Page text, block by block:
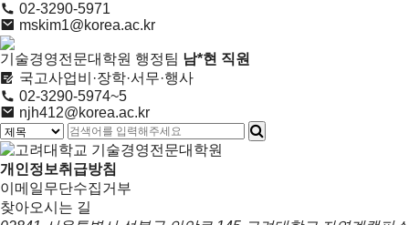
02-3290-5971
mskim1@korea.ac.kr
기술경영전문대학원 행정팀 남*현 직원
국고사업비·장학·서무·행사
02-3290-5974~5
njh412@korea.ac.kr
개인정보취급방침
이메일무단수집거부
찾아오시는 길